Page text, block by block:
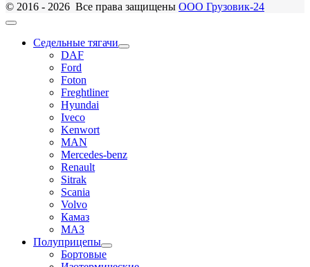
© 2016 - 2026 Все права защищены ООО Грузовик-24
Седельные тягачи
DAF
Ford
Foton
Freghtliner
Hyundai
Iveco
Kenwort
MAN
Mercedes-benz
Renault
Sitrak
Scania
Volvo
Камаз
МАЗ
Полуприцепы
Бортовые